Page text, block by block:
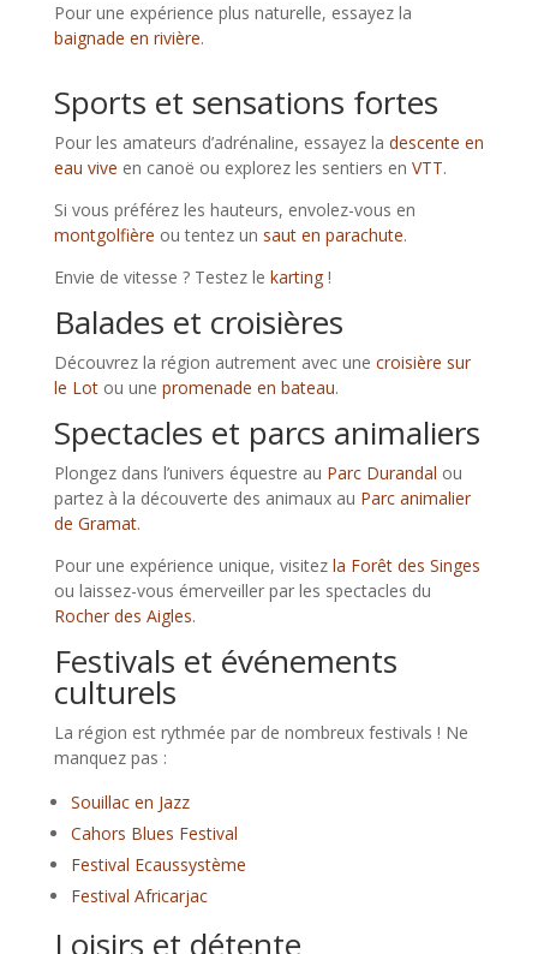
Pour une expérience plus naturelle, essayez la
baignade en rivière.
Sports et sensations fortes
Pour les amateurs d’adrénaline, essayez la descente en
eau vive en canoë ou explorez les sentiers en VTT.
Si vous préférez les hauteurs, envolez-vous en
montgolfière ou tentez un saut en parachute.
Envie de vitesse ? Testez le karting!
Balades et croisières
Découvrez la région autrement avec une croisière sur
le Lotou une promenade en bateau.
Spectacles et parcs animaliers
Plongez dans l’univers équestre au Parc Durandal ou
partez à la découverte des animaux au Parc animalier
de Gramat.
Pour une expérience unique, visitez la Forêt des Singes
ou laissez-vous émerveiller par les spectacles du
Rocher des Aigles.
Festivals et événements
culturels
La région est rythmée par de nombreux festivals ! Ne
manquez pas :
Souillac en Jazz
Cahors Blues Festival
Festival Ecaussystème
Festival Africarjac
Loisirs et détente